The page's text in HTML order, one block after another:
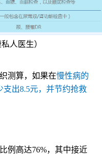
人医生）
测算，如果在慢性病的
出8.5元，并节约抢救
例高达76%，其中接近